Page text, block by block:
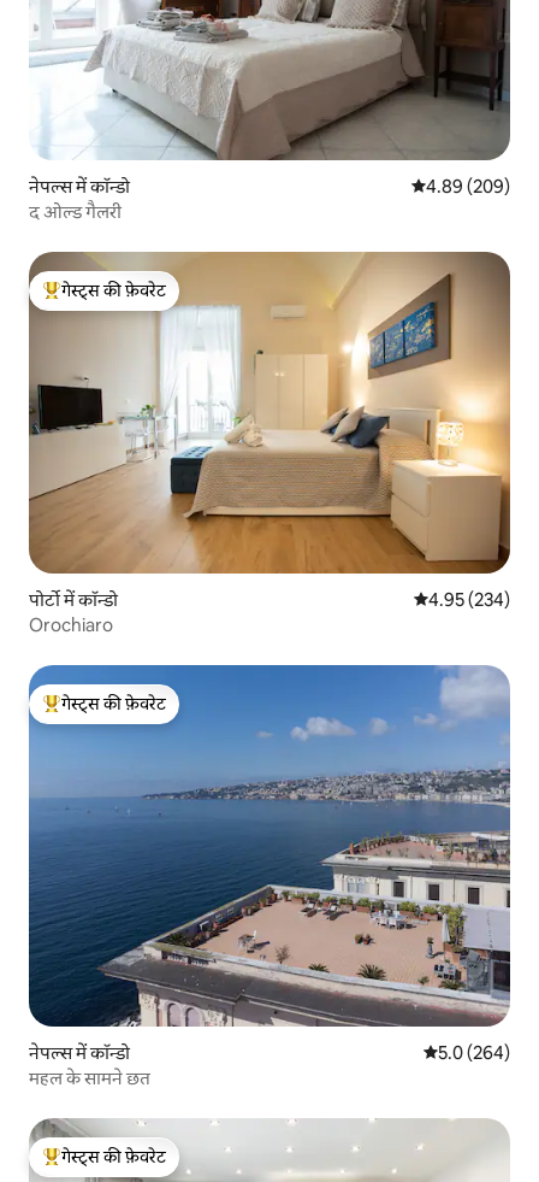
नेपल्स में कॉन्डो औसत रेटिंग 5 में से
4.89 (209)
द ओल्ड गैलरी
गेस्ट्स का टॉप फ़ेवरेट
गेस्ट्स की फ़ेवरेट
पोर्टो में कॉन्डो औसत रेटिंग 5 में से
4.95 (234)
Orochiaro
गेस्ट्स का टॉप फ़ेवरेट
गेस्ट्स की फ़ेवरेट
नेपल्स में कॉन्डो औसत रेटिंग 5 में
5.0 (264)
महल के सामने छत
गेस्ट्स का टॉप फ़ेवरेट
गेस्ट्स की फ़ेवरेट